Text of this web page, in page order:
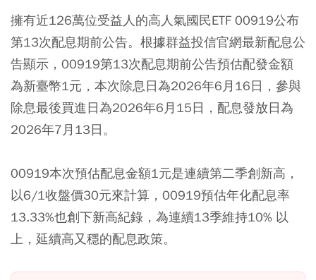
擁有近126萬位受益人的高人氣國民ETF 00919公布
第13次配息期前公告。根據群益投信官網最新配息公
告顯示，00919第13次配息期前公告預估配發金額
為新臺幣1元，本次除息日為2026年6月16日，參與
除息最後買進日為2026年6月15日，配息發放日為
2026年7月13日。
00919本次預估配息金額1元是連續第二季創新高，
以6/1收盤價30元來計算，00919預估年化配息率
13.33%也創下新高紀錄，為連續13季維持10% 以
上，延續高又穩的配息政策。